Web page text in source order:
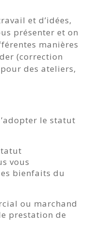
et d’idées,
présenter et on
manières
(correction
des ateliers,
le statut
vous
bienfaits du
ou marchand
prestation de